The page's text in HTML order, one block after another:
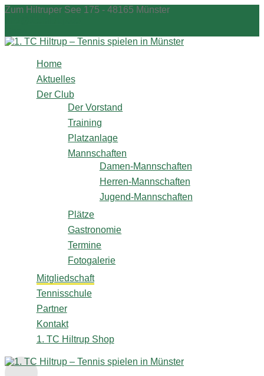
Zum
Zum Hiltruper See 175 - 48165 Münster
Home
Aktuelles
Der Club
Der Vorstand
Training
Platzanlage
Mannschaften
Damen-Mannschaften
Herren-Mannschaften
Jugend-Mannschaften
Plätze
Gastronomie
Termine
Fotogalerie
Mitgliedschaft
Tennisschule
Partner
Kontakt
1. TC Hiltrup Shop